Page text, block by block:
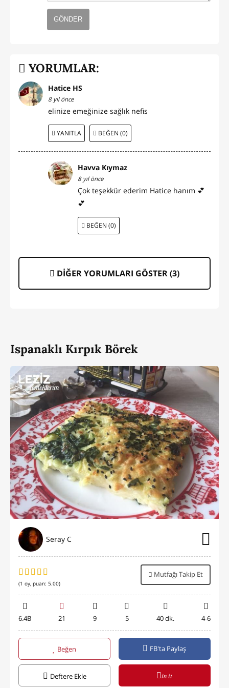
GÖNDER
YORUMLAR:
Hatice HS
8 yıl önce
elinize emeğinize sağlık nefis
YANITLA BEĞEN (0)
Havva Kıymaz
8 yıl önce
Çok teşekkür ederim Hatice hanım 💕
💕
BEĞEN (0)
DİĞER YORUMLARI GÖSTER (3)
Ispanaklı Kırpık Börek
Seray C
(1 oy, puan: 5.00)
Mutfağı Takip Et
6.4B 21 9 5 40 dk. 4-6
Beğen FB'ta Paylaş
Deftere Ekle in it